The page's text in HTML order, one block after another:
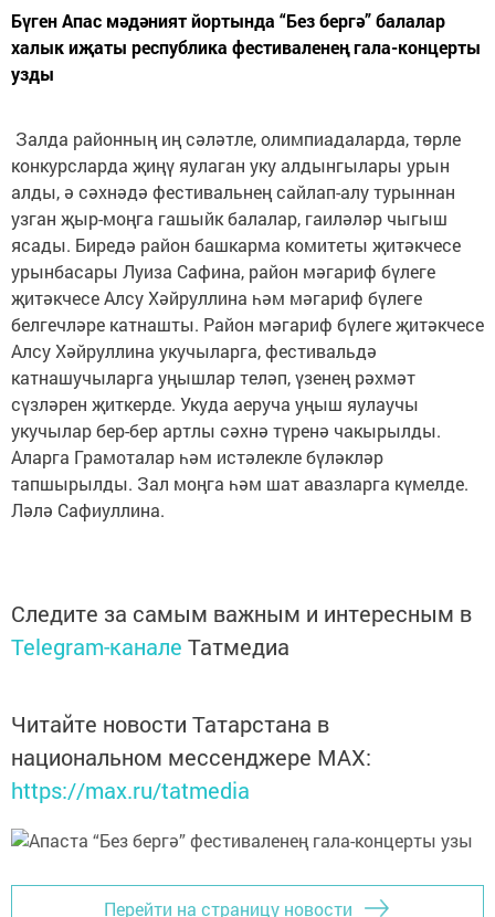
Бүген Апас мәдәният йортында “Без бергә” балалар
халык иҗаты республика фестиваленең гала-концерты
узды
Залда районның иң сәләтле, олимпиадаларда, төрле
конкурсларда җиңү яулаган уку алдынгылары урын
алды, ә сәхнәдә фестивальнең сайлап-алу турыннан
узган җыр-моңга гашыйк балалар, гаиләләр чыгыш
ясады. Биредә район башкарма комитеты җитәкчесе
урынбасары Луиза Сафина, район мәгариф бүлеге
җитәкчесе Алсу Хәйруллина һәм мәгариф бүлеге
белгечләре катнашты. Район мәгариф бүлеге җитәкчесе
Алсу Хәйруллина укучыларга, фестивальдә
катнашучыларга уңышлар теләп, үзенең рәхмәт
сүзләрен җиткерде. Укуда аеруча уңыш яулаучы
укучылар бер-бер артлы сәхнә түренә чакырылды.
Аларга Грамоталар һәм истәлекле бүләкләр
тапшырылды. Зал моңга һәм шат авазларга күмелде.
Ләлә Сафиуллина.
Следите за самым важным и интересным в
Telegram-канале Татмедиа
Читайте новости Татарстана в
национальном мессенджере MАХ:
https://max.ru/tatmedia
Перейти на страницу новости